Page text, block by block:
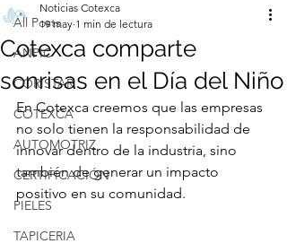
All Posts
ANPIC
CORISTAR
COTEXCA
AUTOMOTRIZ
CERTIFICACIÓN
PIELES
TAPICERIA
Cotexca comparte
sonrisas en el Día del Niño
Noticias Cotexca
19 may 1 min de lectura
En Cotexca creemos que las empresas
no solo tienen la responsabilidad de
innovar dentro de la industria, sino
también de generar un impacto
positivo en su comunidad.